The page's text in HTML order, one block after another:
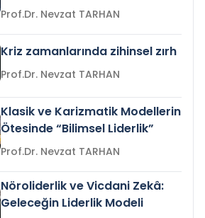
Prof.Dr. Nevzat TARHAN
Kriz zamanlarında zihinsel zırh
Prof.Dr. Nevzat TARHAN
Klasik ve Karizmatik Modellerin
Ötesinde “Bilimsel Liderlik”
Prof.Dr. Nevzat TARHAN
Nöroliderlik ve Vicdani Zekâ:
Geleceğin Liderlik Modeli